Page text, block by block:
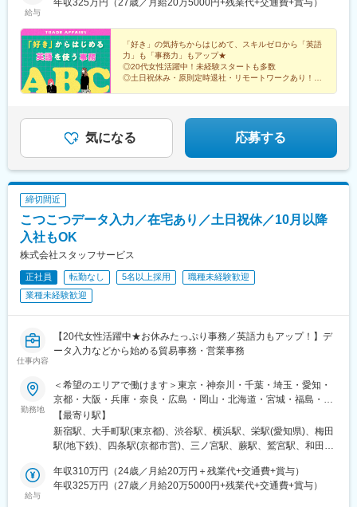
県)、上前津駅、犬山駅、野田新町駅、岐阜駅、大垣駅、高山駅、
下呂駅、多治見駅、美濃太田駅、新鵜沼駅、西岐阜駅、岐阜羽島
駅、飛騨古川駅、名鉄岐阜駅、穂積駅、鵜沼駅、中津川駅、宇治
山田駅、鳥羽駅、播磨駅、近鉄四日市駅、津駅、松阪駅、志摩神
明駅、五十鈴川駅、四日市駅、伊勢中川駅、西桑名駅、鵜方駅、
枝駅、家山駅、博多駅、小倉駅(福岡県)、太宰府駅、久留米駅、門
司港駅、天神駅、西鉄香椎駅、千早駅、福岡空港駅(鉄道)、西鉄二
日市駅、折尾駅、新宮中央駅、中洲川端駅、鹿児島中央駅前駅、
大山駅(鹿児島県)、指宿駅、川内駅(鹿児島県)、嘉例川駅、出水
駅、吉松駅、国分駅(鹿児島県)、大隅横川駅、阿久根駅、鹿児島
駅、市立病院前駅(鹿児島県)、加治木駅、霧島神宮駅、熊本駅、阿
蘇駅、八代駅、人吉駅、水前寺公園駅、肥後大津駅、原水駅、荒
尾駅(熊本県)、南熊本駅、武蔵塚駅、宇土駅、高森駅、日奈久温泉
駅、大分駅、由布院駅、別府駅(大分県)、中津駅(大分県)、賀来
駅、日田駅、東中津駅、南由布駅、長崎駅前駅、佐世保駅、南風
崎駅、諫早駅、早岐駅、大三東駅、二重橋前駅、上野広小路駅、
高輪ゲートウェイ駅、新宿御苑前駅、新橋駅、池袋駅、牛田駅(東
京都)、秋葉原駅、神泉駅、蔵前駅、とうきょうスカイツリー駅、
西日暮里駅、新日本橋駅、浜松町駅、日比谷駅、高島町駅、桜木
町駅、伊勢佐木長者町駅、江ノ島駅、由比ケ浜駅、川崎駅、日本
大通り駅、早雲山駅、千葉駅、舞浜駅、西船橋駅、成田駅、京成
船橋駅、初富駅、中浦和駅、春日部駅、東武日光駅、今市駅、中
鉄)、鴫野駅、大阪難波駅、大阪上本町駅、新今宮駅、大阪ビジネ
スパーク駅、四ツ橋駅、公園東口駅、本町駅、山陽姫路駅、三宮
駅(神戸市営)、みなと元町駅、鳴尾・武庫川女子大前駅、中山観音
駅、宝塚南口駅、嵐電嵯峨駅、嵯峨嵐山駅、京都河原町駅、丸太
町駅(京都市営)、山科駅、宇治駅(京阪線)、四条駅(京都市営)、八
津京駅、田中口駅、名鉄名古屋駅、久屋大通駅、東別院駅、新豊
橋駅、大曽根駅、大須観音駅、浅間町駅、伊勢市駅、中之郷駅、
ループ、パナソニックグループ関西：三菱重工業、ローム、住友
ゴム工業、広島：広島ホームテレビ、マツダロジスティクスな
ど、配属先は大手有名企業やグループ会社が中心。4295名以上が
就業先企業の直接雇用へ！（2026年3月末実績）入社後平均2年で
直接雇用化、直接雇用後は年収が平均で60万円UP！＜受動喫煙対
就業条件明示書で明示します）※自動車通勤OK（エリア・配属先
によって変動）
駅、薬院駅、門沢橋駅、門前仲町駅、門司港駅、明石駅、名鉄名
阪府)、北新地駅、北春日部駅、北加賀屋駅、北浦和駅、北伊丹
駅、旭川駅、大谷地駅、新さっぽろ駅、豊田市駅、豊洲駅、豊橋
駅、宝町駅(東京都)、平和通駅、平塚駅、平間駅、兵庫駅、福岡空
港駅(鉄道)、伏見駅(愛知県)、武蔵中原駅、武蔵新城駅、武蔵小杉
駅、武蔵浦和駅、浜町駅、浜松町駅、恵比寿駅、姫路駅、備前西
(東京都)、八丁堀駅(広島県)、白山駅(新潟県)、柏駅、博多駅、南
行徳駅、播磨町駅、日野駅(滋賀県)、日本大通り駅、日本橋駅(東
京都)、日比谷駅、南方駅(大阪府)、南船橋駅、大通駅、南仙台
駅、東海通駅、島氏永駅、土橋駅(愛知県)、土浦駅、田町駅(東京
都)、田崎橋駅、天満橋駅、天満駅、天神橋筋六丁目駅、天神駅、
鶴見駅、鶴間駅、通町筋駅、追浜駅、長堀橋駅、長田駅(大阪府)、
長岡京駅、朝霞駅、中野坂上駅、中野栄駅、中電前駅、中津駅(地
下鉄)、中洲川端駅、中筋駅、竹田駅(京都府)、竹橋駅、池袋駅、
旦過駅、谷町四丁目駅、西１１丁目駅、大曽根駅、大森駅(東京
都)、大師橋駅、大崎駅、大阪ビジネスパーク駅、大阪駅、大濠公
園駅、大宮駅(埼玉県)、大宮駅(京都府)、袋町駅、袋井駅、多賀城
駅、蔵前駅、草津駅(滋賀県)、草加駅、総社駅、倉敷駅、蘇我駅、
川口駅、川越駅、千里中央駅(北大阪急行)、千葉みなと駅、仙台
駅、赤坂駅(福岡県)、赤坂駅(東京都)、静岡駅、青葉通一番町駅、
中島南方駅、西大宮駅、西新町駅、西新宿駅、西小倉駅、西宮
駅、西浦和駅、桑園駅、バスセンター前駅、すすきの駅、生麦
駅、星川駅、成田駅、水道町駅、水天宮前駅、陣原駅、人形町
駅、辛島町駅、秦野駅、神立駅、神田駅(東京都)、新百合ケ丘駅、
新長田駅、新大阪駅、新川崎駅、さっぽろ駅、北３４条駅、新静
岡駅、新杉田駅、新宿御苑前駅、海芝浦駅、新子安駅、新橋駅、
新潟駅、新横浜駅、新栄町駅(愛知県)、新浦安駅、心斎橋駅、飾磨
駅、上野駅、上道駅(岡山県)、上鳥羽口駅、上小田井駅、上溝駅、
湘南台駅、沼津駅、小牧口駅、小伝馬町駅、小倉駅(福岡県)、小川
給与
「好き」の気持ちからはじめて、スキルゼロから「英語
力」も「事務力」もアップ★
◎20代女性活躍中！未経験スタートも多数
◎土日祝休み・原則定時退社・リモートワークあり！
気になる 応募する
締切間近
こつこつデータ入力／在宅あり／土日祝休／10月以降
入社もOK
株式会社スタッフサービス
正社員 転勤なし 5名以上採用
職種未経験歓迎
業種未経験歓迎
仕事内容
【20代女性活躍中★お休みたっぷり事務／英語力もアップ！】デ
ータ入力などから始める貿易事務・営業事務
勤務地
＜希望のエリアで働けます＞東京・神奈川・千葉・埼玉・愛知・
京都・大阪・兵庫・奈良・広島 ・岡山・北海道・宮城・福島・新
潟・茨城・栃木・群馬・石川・富山・長野・静岡・岐阜・三重・
滋賀・香川・愛媛・山口・福岡・熊本・長崎・鹿児島◆転居を伴
う転勤なし◆配属先は通える範囲で希望を考慮して決定◆駅チカ
リモートワーク導入企業も◆20代の女性を中心に活躍中＜配属先
例＞カネボウ化粧品、KDDI、一休、リクルートグループ、
【最寄り駅】
新宿駅、大手町駅(東京都)、渋谷駅、横浜駅、栄駅(愛知県)、梅田
駅(地下鉄)、四条駅(京都市営)、三ノ宮駅、蕨駅、鷲宮駅、和田岬
流山おおたかの森駅、淀屋橋駅、与野駅、有楽町駅、薬院大通
駅、薬院駅、門沢橋駅、門前仲町駅、門司港駅、明石駅、名鉄名
給与
年収310万円（24歳／月給20万円＋残業代+交通費+賞与）
年収325万円（27歳／月給20万5000円+残業代+交通費+賞与）